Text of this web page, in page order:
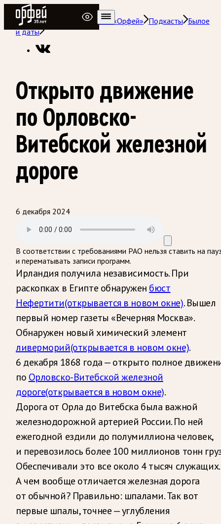
Радио Орфей
Радио классической музыки «Орфей» Подкасты Былое
и даты
Открыто движение
по Орловско-
Витебской железной
дороге
6 декабря 2024
В соответствии с требованиями РАО нельзя ставить на
и перематывать записи программ.
Ирландия получила независимость. При
раскопках в Египте обнаружен бюст
Нефертити(открывается в новом окне). Вышел
первый номер газеты «Вечерняя Москва».
Обнаружен новый химический элемент
ливерморий(открывается в новом окне).
6 декабря 1868 года — открыто полное
по Орловско-Витебской железной
дороге(открывается в новом окне).
Дорога от Орла до Витебска была важной
железнодорожной артерией России. По ней
ежегодной ездили до полумиллиона человек,
и перевозилось более 100 миллионов тонн
Обеспечивали это все около 4 тысяч служащих.
А чем вообще отличается железная дорога
от обычной? Правильно: шпалами. Так вот
первые шпалы, точнее — углубления